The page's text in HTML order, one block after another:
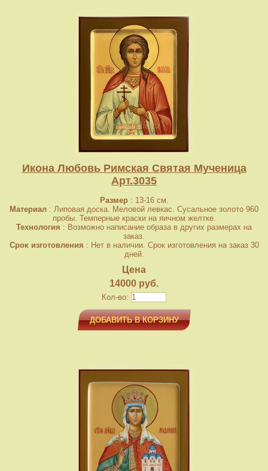
Икона Любовь Римская Святая Мученица
Арт.3035
Размер: 13-16 см.
Материал : Липовая доска. Меловой левкас. Сусальное золото 960
пробы. Темперные краски на яичном желтке.
Технология : Возможно написание образа в других размерах на
заказ.
Срок изготовления : Нет в наличии. Срок изготовления на заказ 30
дней.
Цена
14000 руб.
Кол-во:
ДОБАВИТЬ В КОРЗИНУ